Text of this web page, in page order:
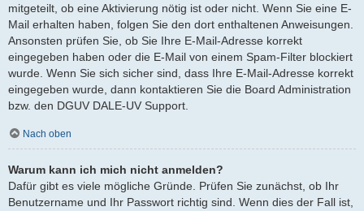
mitgeteilt, ob eine Aktivierung nötig ist oder nicht. Wenn Sie eine E-
Mail erhalten haben, folgen Sie den dort enthaltenen Anweisungen.
Ansonsten prüfen Sie, ob Sie Ihre E-Mail-Adresse korrekt
eingegeben haben oder die E-Mail von einem Spam-Filter blockiert
wurde. Wenn Sie sich sicher sind, dass Ihre E-Mail-Adresse korrekt
eingegeben wurde, dann kontaktieren Sie die Board Administration
bzw. den DGUV DALE-UV Support.
Nach oben
Warum kann ich mich nicht anmelden?
Dafür gibt es viele mögliche Gründe. Prüfen Sie zunächst, ob Ihr
Benutzername und Ihr Passwort richtig sind. Wenn dies der Fall ist,